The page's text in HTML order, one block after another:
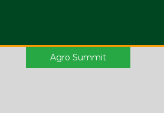
Agro Summit